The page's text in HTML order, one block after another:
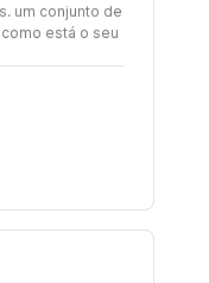
um conjunto de
está o seu